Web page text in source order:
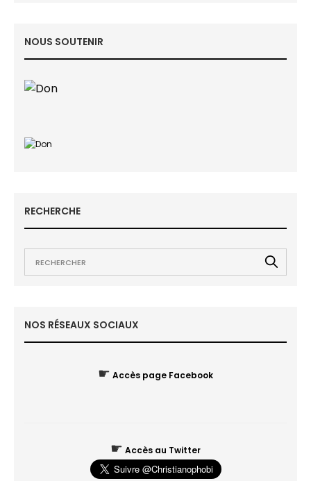
NOUS SOUTENIR
RECHERCHE
NOS RÉSEAUX SOCIAUX
☛ Accès page Facebook
☛ Accès au Twitter